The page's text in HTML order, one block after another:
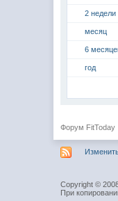
2 недели
месяц
6
год
Форум FitToday
Copyright ©
При